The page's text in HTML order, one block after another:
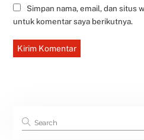
Simpan nama, email, dan situs
untuk komentar saya berikutnya.